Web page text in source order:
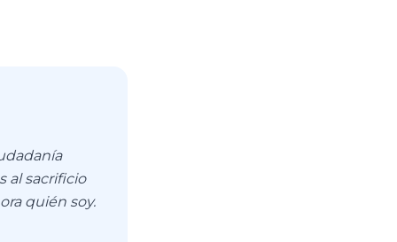
al sacrificio
quién soy.